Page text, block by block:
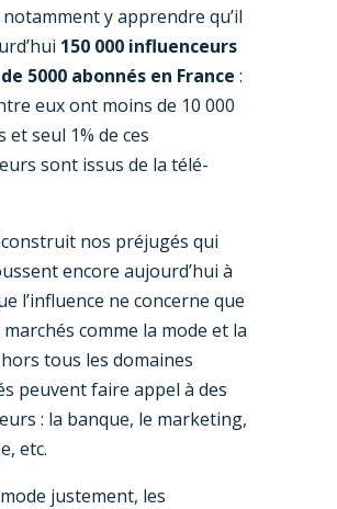
y apprendre qu’il
150 000 influenceurs
5000 abonnés en France :
eux ont moins de 10 000
et seul 1% de ces
sont issus de la télé-
nos préjugés qui
encore aujourd’hui à
l’influence ne concerne que
comme la mode et la
tous les domaines
peuvent faire appel à des
: la banque, le marketing,
etc.
justement, les